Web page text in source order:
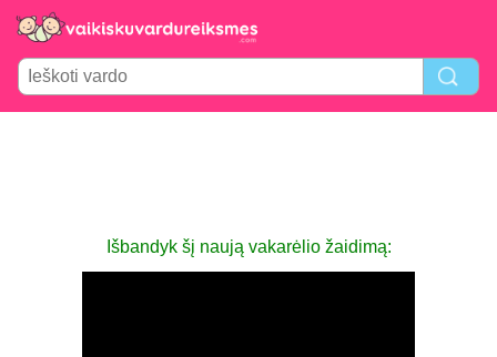
Išbandyk šį naują vakarėlio žaidimą: